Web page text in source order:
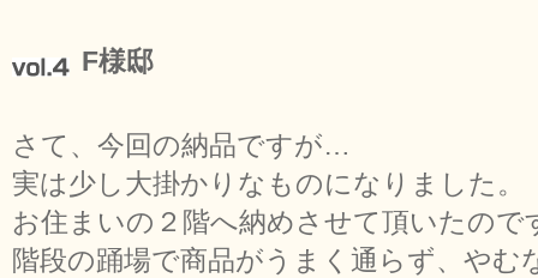
F様邸
さて、今回の納品ですが…
実は少し大掛かりなものになりました。
お住まいの２階へ納めさせて頂いたので
階段の踊場で商品がうまく通らず、やむ